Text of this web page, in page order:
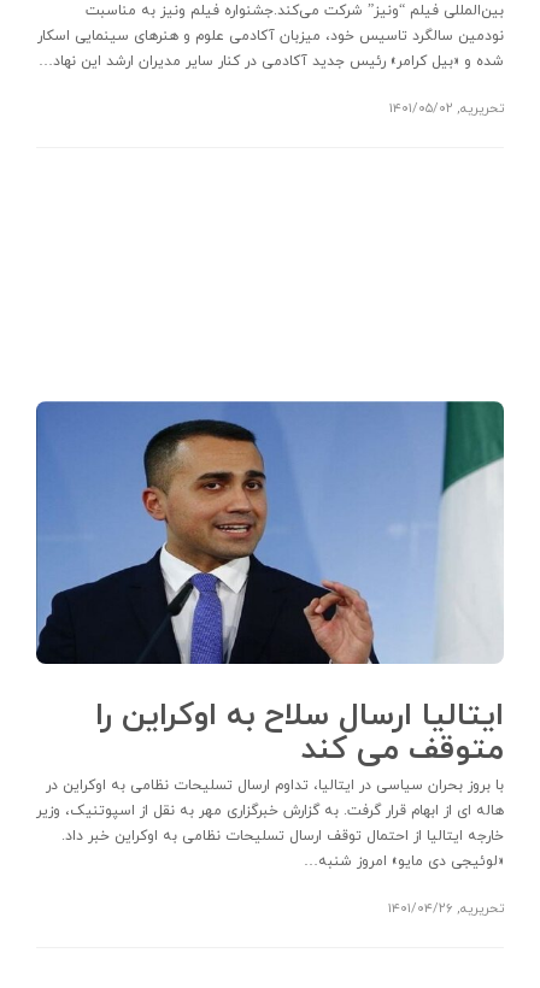
بین‌المللی فیلم “ونیز” شرکت می‌کند.جشنواره فیلم ونیز به مناسبت
نودمین سالگرد تاسیس خود، میزبان آکادمی علوم و هنرهای سینمایی اسکار
شده و «بیل کرامر» رئیس جدید آکادمی در کنار سایر مدیران ارشد این نهاد…
تحریریه, ۱۴۰۱/۰۵/۰۲
ایتالیا ارسال سلاح به اوکراین را
متوقف می کند
با بروز بحران سیاسی در ایتالیا، تداوم ارسال تسلیحات نظامی به اوکراین در
هاله ای از ابهام قرار گرفت. به گزارش خبرگزاری مهر به نقل از اسپوتنیک، وزیر
خارجه ایتالیا از احتمال توقف ارسال تسلیحات نظامی به اوکراین خبر داد.
«لوئیجی دی مایو» امروز شنبه…
تحریریه, ۱۴۰۱/۰۴/۲۶